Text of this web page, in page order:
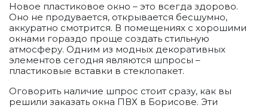
Новое пластиковое окно – это всегда здорово.
Оно не продувается, открывается бесшумно,
аккуратно смотрится. В помещениях с хорошими
окнами гораздо проще создать стильную
атмосферу. Одним из модных декоративных
элементов сегодня являются шпросы –
пластиковые вставки в стеклопакет.
Оговорить наличие шпрос стоит сразу, как вы
решили заказать окна ПВХ в Борисове. Эти